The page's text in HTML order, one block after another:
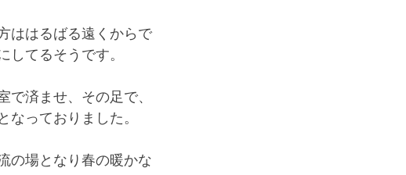
ははるばる遠くからで
してるそうです。
済ませ、その足で、
っておりました。
の場となり春の暖かな